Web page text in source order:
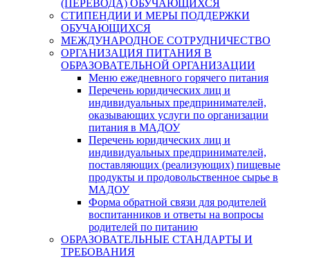
(ПЕРЕВОДА) ОБУЧАЮЩИХСЯ
СТИПЕНДИИ И МЕРЫ ПОДДЕРЖКИ
ОБУЧАЮЩИХСЯ
МЕЖДУНАРОДНОЕ СОТРУДНИЧЕСТВО
ОРГАНИЗАЦИЯ ПИТАНИЯ В
ОБРАЗОВАТЕЛЬНОЙ ОРГАНИЗАЦИИ
Меню ежедневного горячего питания
Перечень юридических лиц и
индивидуальных предпринимателей,
оказывающих услуги по организации
питания в МАДОУ
Перечень юридических лиц и
индивидуальных предпринимателей,
поставляющих (реализующих) пищевые
продукты и продовольственное сырье в
МАДОУ
Форма обратной связи для родителей
воспитанников и ответы на вопросы
родителей по питанию
ОБРАЗОВАТЕЛЬНЫЕ СТАНДАРТЫ И
ТРЕБОВАНИЯ